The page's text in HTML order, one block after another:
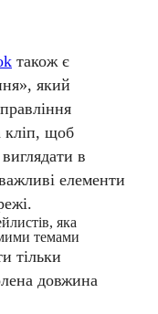
також є
який
кліп, щоб
в
елементи
яка
темами
тільки
довжина